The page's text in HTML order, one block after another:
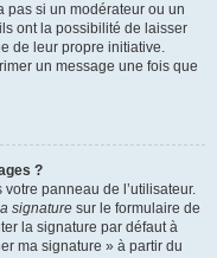
pas si un modérateur ou un
ont la possibilité de laisser
de leur propre initiative.
un message une fois que
?
panneau de l’utilisateur.
signature sur le formulaire de
la signature par défaut à
ma signature » à partir du